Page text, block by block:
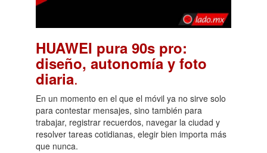
HUAWEI pura 90s pro:
diseño, autonomía y foto
diaria.
En un momento en el que el móvil ya no sirve solo
para contestar mensajes, sino también para
trabajar, registrar recuerdos, navegar la ciudad y
resolver tareas cotidianas, elegir bien importa más
que nunca.